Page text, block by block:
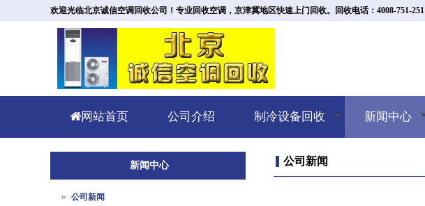
欢迎光临北京诚信空调回收公司！专业回收空调，京津冀地区快速上门回收。回收电话：4008-751-251
网站首页 公司介绍 制冷设备回收 新闻中心
公司新闻
新闻中心
公司新闻